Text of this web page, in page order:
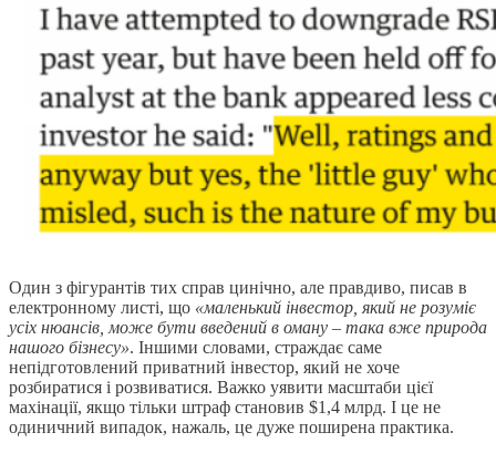
Один з фігурантів тих справ цинічно, але правдиво, писав в
електронному листі, що «маленький інвестор, який не розуміє
усіх нюансів, може бути введений в оману – така вже природа
нашого бізнесу». Іншими словами, страждає саме
непідготовлений приватний інвестор, який не хоче
розбиратися і розвиватися. Важко уявити масштаби цієї
махінації, якщо тільки штраф становив $1,4 млрд. І це не
одиничний випадок, нажаль, це дуже поширена практика.